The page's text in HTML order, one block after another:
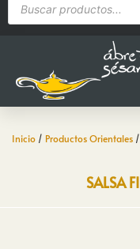
Inicio / Productos Orientales
SALSA